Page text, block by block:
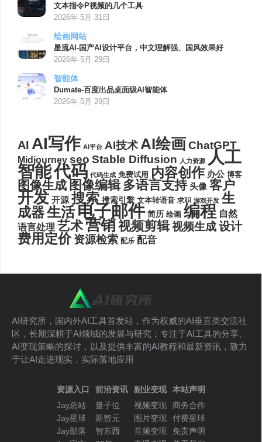
文本指令P视频的几个工具
2026年 5月 31日
绘画网站
星流AI-国产AI设计平台，中文理解强、国风效果好
2026年 5月 29日
智能体
Dumate-百度出品桌面级AI智能体
2026年 5月 29日
AI AI写作 AI平台 AI技术AI绘画ChatGPT
Midjourney seo Stable Diffusion 人力资源 人工
智能代码 代码生成 免费试用 内容创作 办公 博客
图像生成 图像编辑 多语言支持 头像 客户
开发 开源 搜索 搜索引擎 文本转语音 求职 游戏开发 生
成器生活电子邮件 简历 绘画 编程 自然
语言处理 艺术营销视频剪辑视频生成设计
费用定价 资源检索 配乐 配音
AI研究所，国内外AI工具首发站，作为权威的AI垂直类交流社
区，长期深耕于AI领域的发展与研究；专注于AI工具的分享、
AI变现策略的探讨，以及提供丰富的AI教程和最新资讯，致力
于让AI走进现实，实际落地应用
资源入口
Jay总站
Jay星球
Jay部落
前沿资讯
量子位
新智元
智东西
副业变现
视频变现
图片变现
音频变现
本站声明
商务合作
付费星球
免责声明